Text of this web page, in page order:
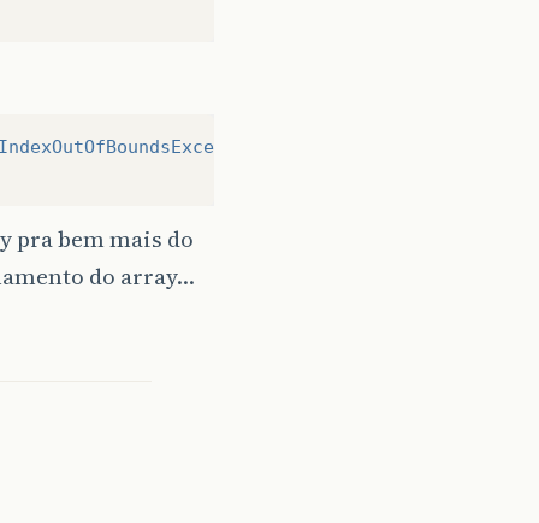
pra bem mais do
do array…